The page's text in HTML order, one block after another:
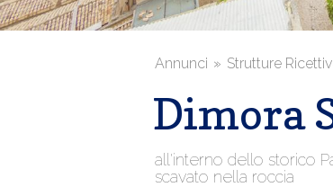
Annunci Strutture
Dimora
all'interno dello storico
scavato nella roccia